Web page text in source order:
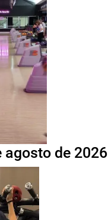
agosto de 2026